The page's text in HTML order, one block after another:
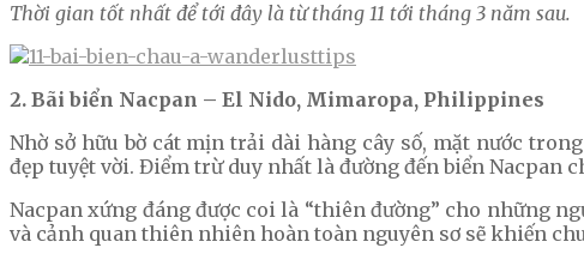
Thời gian tốt nhất để tới đây là từ tháng 11 tới tháng 3 năm sau.
2. Bãi biển Nacpan – El Nido, Mimaropa, Philippines
Nhờ sở hữu bờ cát mịn trải dài hàng cây số, mặt nước
đẹp tuyệt vời. Điểm trừ duy nhất là đường đến biển Nacpan
Nacpan xứng đáng được coi là “thiên đường” cho những
và cảnh quan thiên nhiên hoàn toàn nguyên sơ sẽ khiến